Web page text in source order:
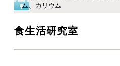
ム、カリウム
食生活研究室